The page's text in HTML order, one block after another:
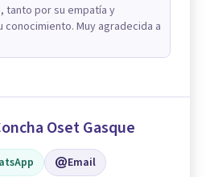
tanto por su empatía y
conocimiento. Muy agradecida a
Oset Gasque
Email